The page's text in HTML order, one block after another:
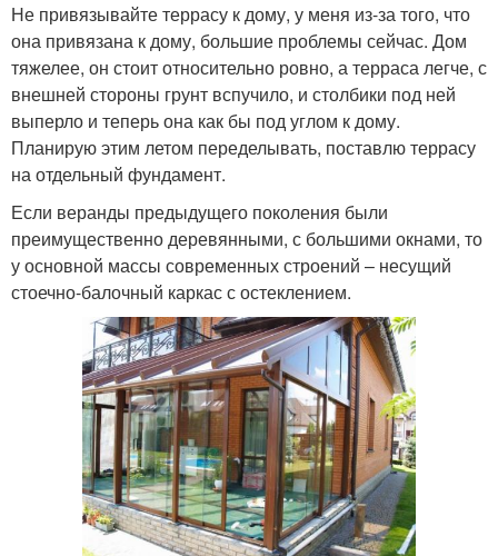
Не привязывайте террасу к дому, у меня из-за того, что
она привязана к дому, большие проблемы сейчас. Дом
тяжелее, он стоит относительно ровно, а терраса легче, с
внешней стороны грунт вспучило, и столбики под ней
выперло и теперь она как бы под углом к дому.
Планирую этим летом переделывать, поставлю террасу
на отдельный фундамент.
Если веранды предыдущего поколения были
преимущественно деревянными, с большими окнами, то
у основной массы современных строений – несущий
стоечно-балочный каркас с остеклением.